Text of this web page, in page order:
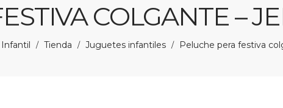
COLGANTE –
/ Tienda / Juguetes infantiles / Peluche pera festiva